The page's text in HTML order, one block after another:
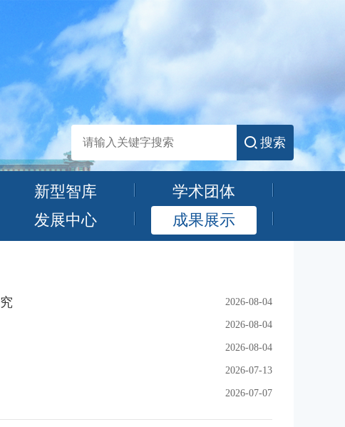
搜索
新型智库
学术团体
发展中心 成果展示
2026-08-04
2026-08-04
2026-08-04
2026-07-13
2026-07-07